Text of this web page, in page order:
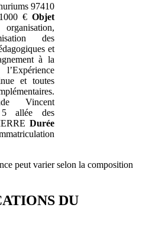
97410
1000 €Objet
des
et
à la
et toutes
Vincent
5 allée des
Durée
peut varier selon la composition
DU